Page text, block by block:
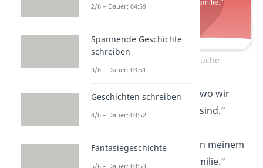
Kurze Familien Sprüche
„Familie ist derOrt
, wo wir
immer willkommen sind.“
„In meinenArmen
, in meinem
Herzen— meine Familie.“
2/6 – Dauer: 04:59
Spannende Geschichte
schreiben
3/6 – Dauer: 03:51
Geschichten schreiben
4/6 – Dauer: 03:52
Fantasiegeschichte
5/6 – Dauer: 03:53